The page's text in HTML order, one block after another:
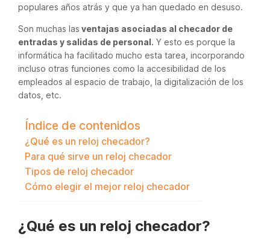
populares años atrás y que ya han quedado en desuso.
Son muchas las ventajas asociadas al checador de
entradas y salidas de personal. Y esto es porque la
informática ha facilitado mucho esta tarea, incorporando
incluso otras funciones como la accesibilidad de los
empleados al espacio de trabajo, la digitalización de los
datos, etc.
Índice de contenidos
¿Qué es un reloj checador?
Para qué sirve un reloj checador
Tipos de reloj checador
Cómo elegir el mejor reloj checador
¿Qué es un reloj checador?